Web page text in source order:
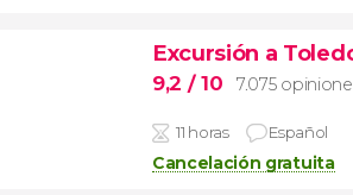
Excursión a
9,2 / 10 7.075
11 horas Español
Cancelación gratuita